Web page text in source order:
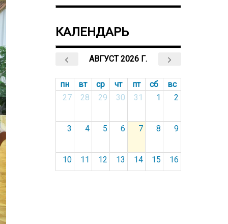
КАЛЕНДАРЬ
АВГУСТ 2026 Г.
пн вт ср чт пт сб
вс
27
28 29 30 31 1 2
3 4 5 6 7 8 9
10 11 12 13 14 15 16